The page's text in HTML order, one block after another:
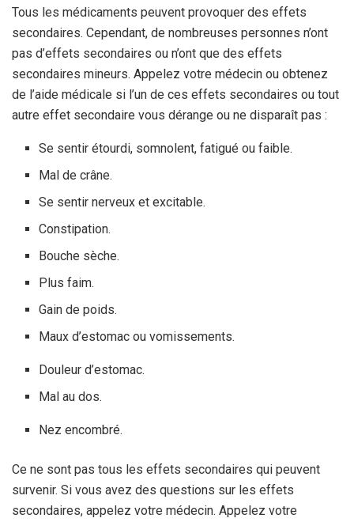
Tous les médicaments peuvent provoquer des effets
secondaires. Cependant, de nombreuses personnes n’ont
pas d’effets secondaires ou n’ont que des effets
secondaires mineurs. Appelez votre médecin ou obtenez
de l’aide médicale si l’un de ces effets secondaires ou tout
autre effet secondaire vous dérange ou ne disparaît pas :
Se sentir étourdi, somnolent, fatigué ou faible.
Mal de crâne.
Se sentir nerveux et excitable.
Constipation.
Bouche sèche.
Plus faim.
Gain de poids.
Maux d’estomac ou vomissements.
Douleur d’estomac.
Mal au dos.
Nez encombré.
Ce ne sont pas tous les effets secondaires qui peuvent
survenir. Si vous avez des questions sur les effets
secondaires, appelez votre médecin. Appelez votre